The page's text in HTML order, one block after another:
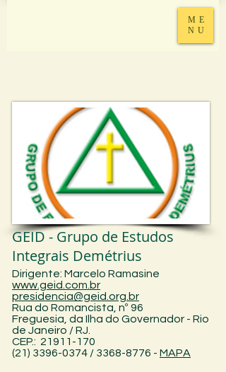
ME
NU
GEID - Grupo de Estudos
Integrais Demétrius
Dirigente: Marcelo Ramasine
www.geid.com.br
presidencia@geid.org.br
Rua do Romancista, nº 96
Freguesia, da Ilha do Governador - Rio
de Janeiro / RJ.
CEP.: 21911-170
(21) 3396-0374 / 3368-8776 - MAPA